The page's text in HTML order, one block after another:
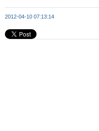
2012-04-10 07:13:14